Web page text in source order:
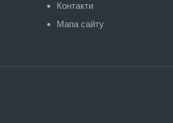
Контакти
Мапа сайту